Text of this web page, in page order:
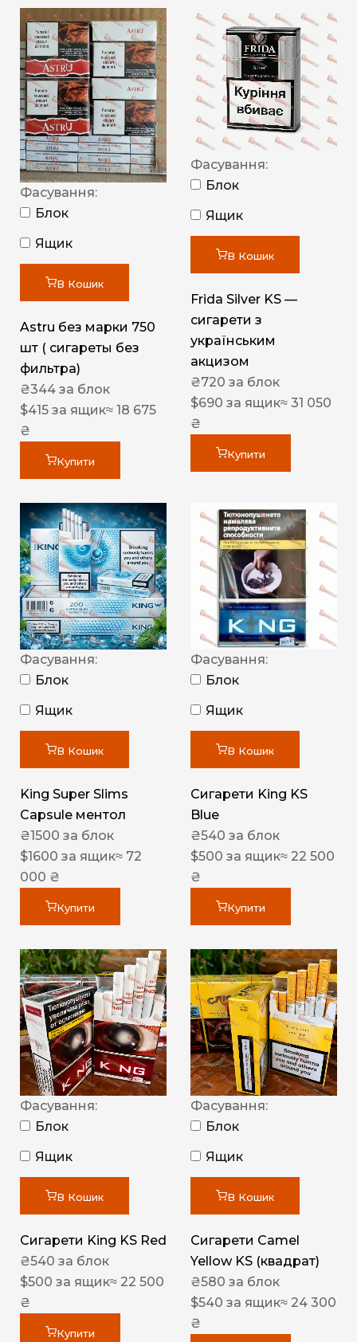
Фасування:
Блок
Ящик
В Кошик
Astru без марки 750
шт ( сигареты без
фильтра)
₴344 за блок
$415 за ящик≈ 18 675
₴
Купити
Фасування:
Блок
Ящик
В Кошик
Frida Silver KS —
сигарети з
українським
акцизом
₴720 за блок
$690 за ящик≈ 31 050
₴
Купити
Фасування:
Блок
Ящик
В Кошик
King Super Slims
Capsule ментол
₴1500 за блок
$1600 за ящик≈ 72
000 ₴
Купити
Фасування:
Блок
Ящик
В Кошик
Сигарети King KS
Blue
₴540 за блок
$500 за ящик≈ 22 500
₴
Купити
Фасування:
Блок
Ящик
В Кошик
Сигарети King KS Red
₴540 за блок
$500 за ящик≈ 22 500
₴
Купити
Фасування:
Блок
Ящик
В Кошик
Сигарети Camel
Yellow KS (квадрат)
₴580 за блок
$540 за ящик≈ 24 300
₴